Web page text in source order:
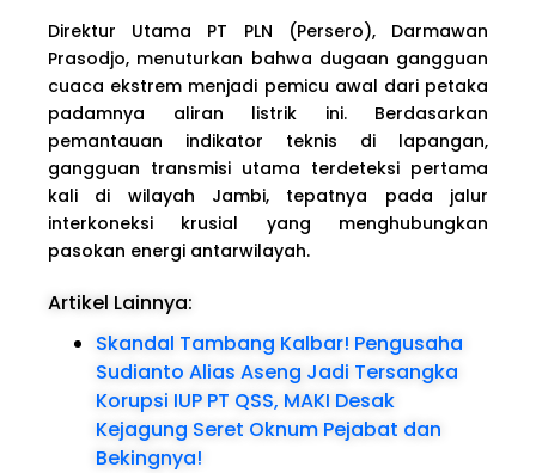
Direktur Utama PT PLN (Persero), Darmawan
Prasodjo, menuturkan bahwa dugaan gangguan
cuaca ekstrem menjadi pemicu awal dari petaka
padamnya aliran listrik ini. Berdasarkan
pemantauan indikator teknis di lapangan,
gangguan transmisi utama terdeteksi pertama
kali di wilayah Jambi, tepatnya pada jalur
interkoneksi krusial yang menghubungkan
pasokan energi antarwilayah.
Artikel Lainnya:
Skandal Tambang Kalbar! Pengusaha
Sudianto Alias Aseng Jadi Tersangka
Korupsi IUP PT QSS, MAKI Desak
Kejagung Seret Oknum Pejabat dan
Bekingnya!